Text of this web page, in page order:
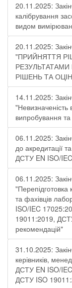
20.11.2025:
калібрування
видом
20.11.2025:
"ПРИЙНЯТТЯ
РІШЕНЬ ТА
14.11.2025:
"Невизначеність
випробування
06.11.2025:
до акредитації
ДСТУ EN ISO/
06.11.2025:
"Перепідготовка
та фахівців
ISO/IEC
19011:2019,
рекомендацій"
31.10.2025:
керівників,
ДСТУ EN ISO/
ДСТУ ISO